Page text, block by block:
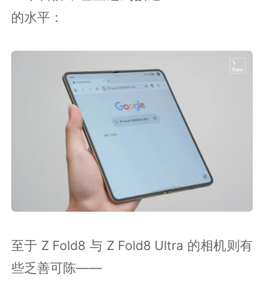
的水平：
至于 Z Fold8 与 Z Fold8 Ultra 的相机则有
些乏善可陈——